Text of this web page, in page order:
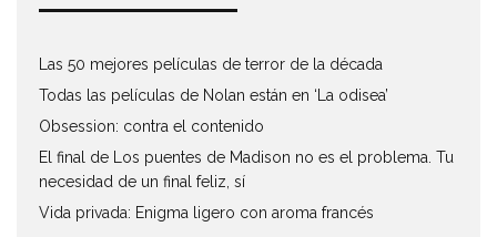
Las 50 mejores películas de terror de la década
Todas las películas de Nolan están en ‘La odisea’
Obsession: contra el contenido
El final de Los puentes de Madison no es el problema. Tu
necesidad de un final feliz, sí
Vida privada: Enigma ligero con aroma francés